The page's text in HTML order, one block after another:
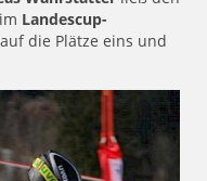
Landescup-
die Plätze eins und